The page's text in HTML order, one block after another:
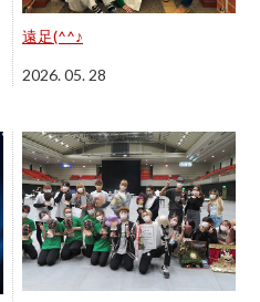
遠足(^^♪
2026. 05. 28